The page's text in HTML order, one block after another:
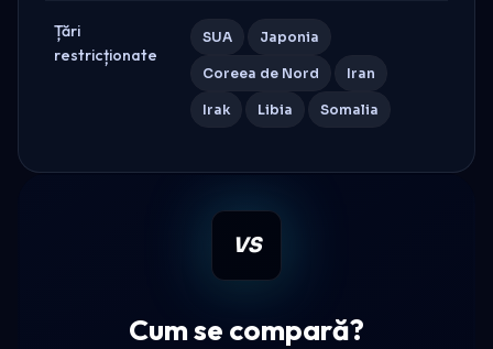
Țări
restricționate
SUA Japonia
Coreea de Nord Iran
Irak Libia Somalia
VS
Cum se compară?